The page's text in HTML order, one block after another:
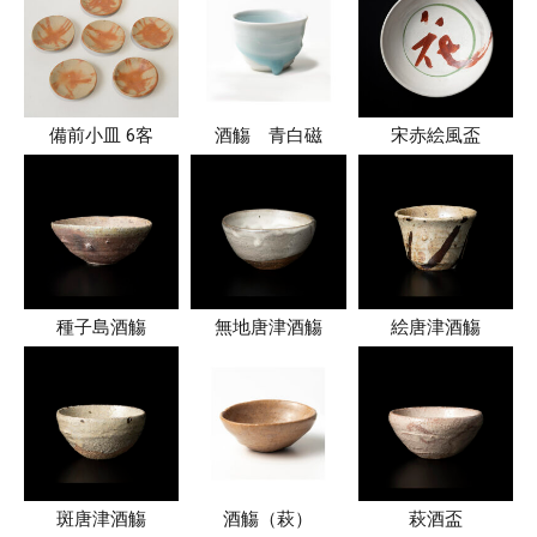
備前小皿 6客 酒觴 青白磁 宋赤絵風盃
種子島酒觴 無地唐津酒觴 絵唐津酒觴
斑唐津酒觴 酒觴（萩） 萩酒盃